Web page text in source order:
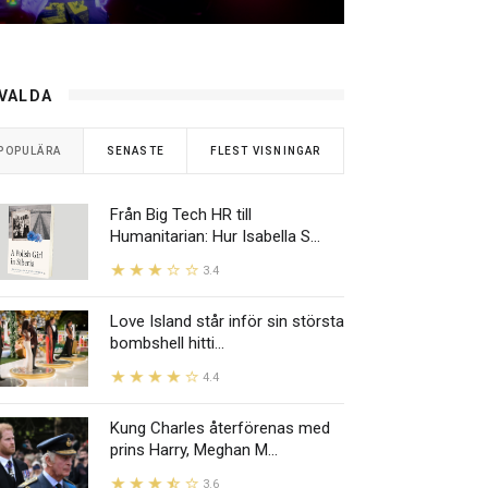
SENASTE FLEST VISNINGAR
Från Big Tech HR till
Humanitarian: Hur Isabella S...
3.4
Love Island står inför sin största
bombshell hitti...
4.4
Kung Charles återförenas med
prins Harry, Meghan M...
3.6